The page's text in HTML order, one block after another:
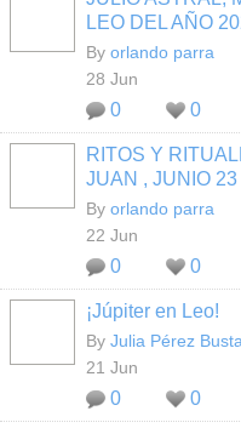
LEO DEL AÑO
By orlando parra
28 Jun
0 0
RITOS Y
JUAN , JUNIO
By orlando parra
22 Jun
0 0
¡Júpiter en Leo!
By Julia Pérez
21 Jun
0 0